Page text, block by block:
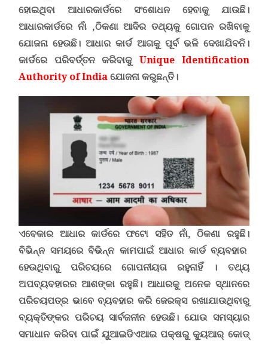
ହୋଇଥିବା ଆଧାରକାର୍ଡରେ ସଂଶୋଧନ ହେବାକୁ ଯାଉଛି।
ଆଧାରକାର୍ଡରେ ନାଁ ,ଠିକଣା ଆଦିର ତଥ୍ୟକୁ ଗୋପନ ରଖିବାକୁ
ଯୋଜନା ହେଉଛି। ଆଧାର କାର୍ଡ ଆଗକୁ ପୂର୍ବ ଭଳି ଦେଖାଯିବନି।
କାର୍ଡରେ ପରିବର୍ତ୍ତନ କରିବାକୁUnique Identification
Authority of India ଯୋଜନା କରୁଛନ୍ତି।
ଏବେକାର ଆଧାର କାର୍ଡରେ ଫଟୋ ସହିତ ନାଁ, ଠିକଣା ରହୁଛି।
ବିଭିନ୍ନ ସମୟରେ ବିଭିନ୍ନ କାମପାଇଁ ଆଧାର କାର୍ଡ ବ୍ୟବହାର
ହେଉଥିବାରୁ ପରିଚୟରେ ଗୋପନୀୟତା ରହୁନାହିଁ । ତଥ୍ୟ
ଅପବ୍ୟବହାରର ଆଶଙ୍କା ରହୁଛି। ଆଧାରକୁ ଅନେକ ସ୍ଥାନରେ
ପରିଚୟପତ୍ର ଭାବେ ବ୍ୟବହାର କରି ଜେରକ୍ସ ରଖାଯାଉଥିବାରୁ
ବ୍ୟକ୍ତିଙ୍କର ପରିଚୟ ସାର୍ବଜନୀନ ହେଉଛି। ଯୋଉ ସମସ୍ୟାର
ସମାଧାନ କରିବା ପାଇଁ ୟୁଆଇଡିଏଆଇ ପକ୍ଷରୁ କ୍ୟୁଆର୍ କୋଡ୍